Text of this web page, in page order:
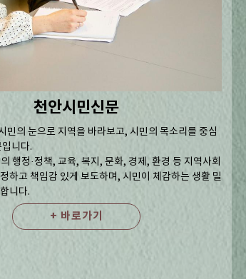
천안시민신문
민의 눈으로 지역을 바라보고, 시민의 목소리를 중심
니다.
행정·정책, 교육, 복지, 문화, 경제, 환경 등 지역사회
하고 책임감 있게 보도하며, 시민이 체감하는 생활 밀
니다.
+ 바로가기